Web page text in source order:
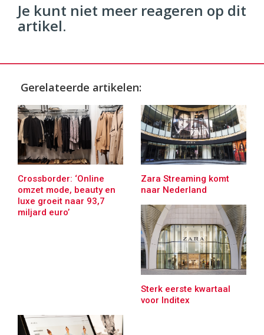
Je kunt niet meer reageren op dit
artikel.
Gerelateerde artikelen:
Crossborder: ‘Online
omzet mode, beauty en
luxe groeit naar 93,7
miljard euro’
Zara Streaming komt
naar Nederland
Sterk eerste kwartaal
voor Inditex